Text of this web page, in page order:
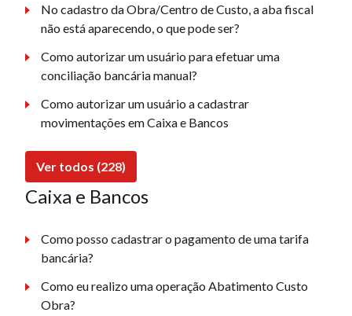
No cadastro da Obra/Centro de Custo, a aba fiscal
não está aparecendo, o que pode ser?
Como autorizar um usuário para efetuar uma
conciliação bancária manual?
Como autorizar um usuário a cadastrar
movimentações em Caixa e Bancos
Ver todos (228)
Caixa e Bancos
Como posso cadastrar o pagamento de uma tarifa
bancária?
Como eu realizo uma operação Abatimento Custo
Obra?